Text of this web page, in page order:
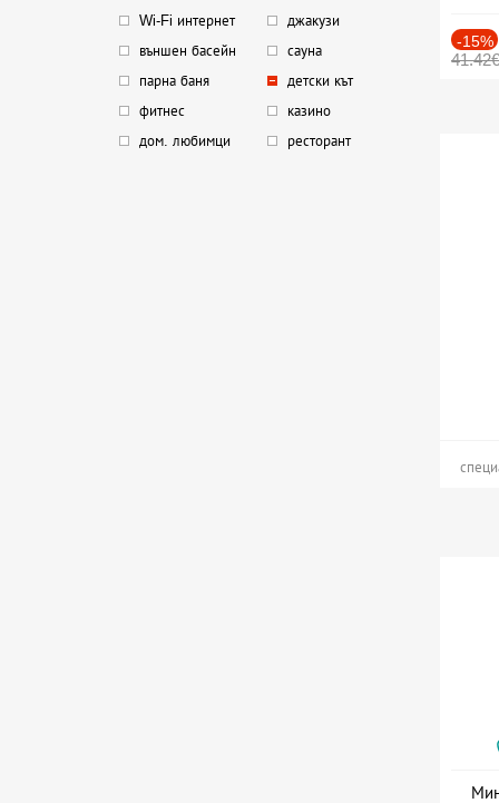
Wi-Fi интернет
джакузи
външен басейн
сауна
парна баня
детски кът
фитнес
казино
дом. любимци
ресторант
-15%
41.42€